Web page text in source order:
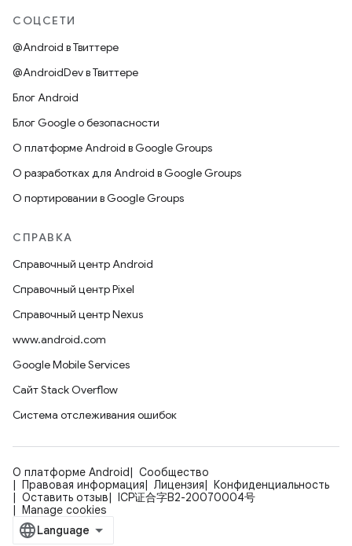
СОЦСЕТИ
@Android в Твиттере
@AndroidDev в Твиттере
Блог Android
Блог Google о безопасности
О платформе Android в Google Groups
О разработках для Android в Google Groups
О портировании в Google Groups
СПРАВКА
Справочный центр Android
Справочный центр Pixel
Справочный центр Nexus
www.android.com
Google Mobile Services
Сайт Stack Overflow
Система отслеживания ошибок
О платформе Android
Сообщество
Правовая информация
Лицензия
Конфиденциальность
Оставить отзыв
ICP证合字B2-20070004号
Manage cookies